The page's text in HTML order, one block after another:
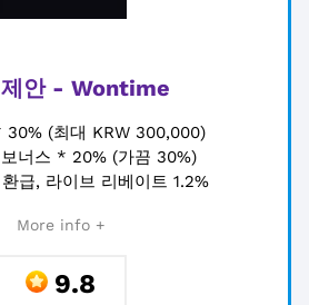
안 - Wontime
30% (최대 KRW 300,000)
너스 * 20% (가끔 30%)
급, 라이브 리베이트 1.2%
More info +
9.8